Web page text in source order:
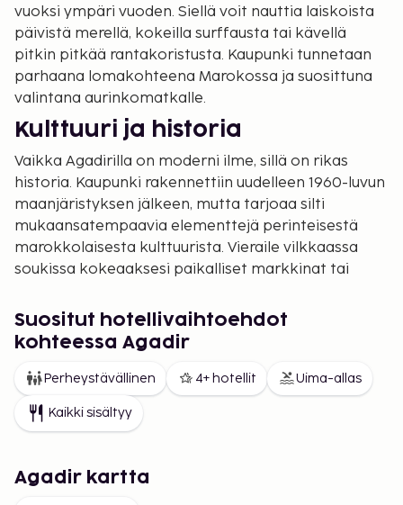
vuoksi ympäri vuoden. Siellä voit nauttia laiskoista
päivistä merellä, kokeilla surffausta tai kävellä
pitkin pitkää rantakoristusta. Kaupunki tunnetaan
parhaana lomakohteena Marokossa ja suosittuna
valintana aurinkomatkalle.
Kulttuuri ja historia
Vaikka Agadirilla on moderni ilme, sillä on rikas
historia. Kaupunki rakennettiin uudelleen 1960-luvun
maanjäristyksen jälkeen, mutta tarjoaa silti
mukaansatempaavia elementtejä perinteisestä
marokkolaisesta kulttuurista. Vieraile vilkkaassa
soukissa kokeaaksesi paikalliset markkinat tai
kaupunkiin ja Atlanttiin.
Aktiviteetteja Agadirissa
Agadirissa on runsaasti aktiviteetteja niille, jotka
kaipaavat enemmän kuin pelkkää rantaelämää.
Golfkentät, veneretket ja vaellukset Atlasvuorilla
Täällä voit yhdistää luontoa, kulttuuria ja seikkailua
Suositut hotellivaihtoehdot
kohteessa Agadir
Perheystävällinen 4+ hotellit Uima-allas
Kaikki sisältyy
Agadir kartta